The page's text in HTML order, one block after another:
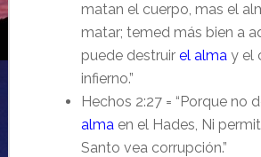
matan el cuerpo, mas el
matar; temed más bien a
puede destruir el almay el
infierno.”
Hechos 2:27 = “Porque no
almaen el Hades, Ni
Santo vea corrupción.”